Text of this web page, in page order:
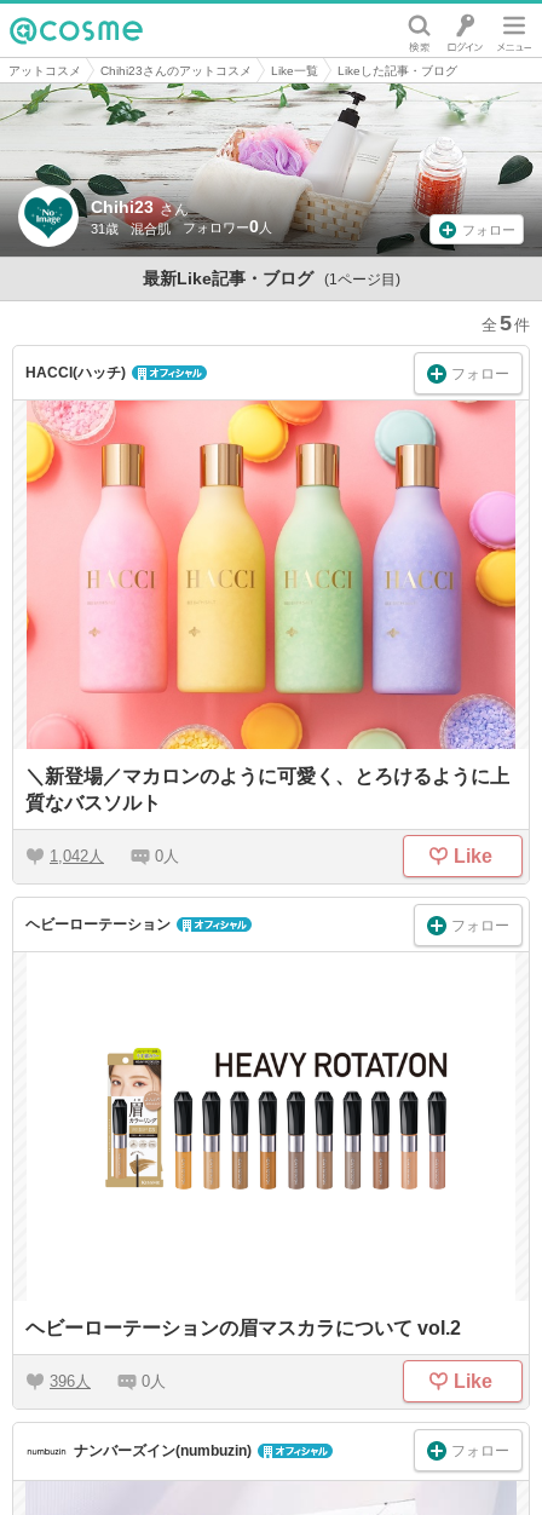
@cosme
アットコスメ Chihi23さんのアットコスメ Like一覧 Likeした記事・ブログ
Chihi23 さん
31歳 混合肌 0 フォロー
最新Like記事・ブログ (1ページ目)
5
HACCI(ハッチ) フォロー
＼新登場／マカロンのように可愛く、とろけるように上
質なバスソルト
1,042 0 Like
ヘビーローテーション フォロー
ヘビーローテーションの眉マスカラについて vol.2
396 0 Like
ナンバーズイン(numbuzin) フォロー